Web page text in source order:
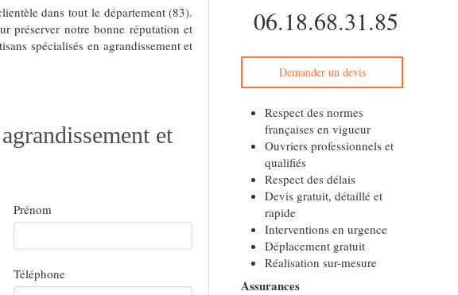
dans tout le département (83).
préserver notre bonne réputation et
spécialisés en agrandissement et
et
Prénom
Téléphone
06.18.68.31.85
Demander un devis
Respect des normes
françaises en vigueur
Ouvriers professionnels et
qualifiés
Respect des délais
Devis gratuit, détaillé et
rapide
Interventions en urgence
Déplacement gratuit
Réalisation sur-mesure
Assurances